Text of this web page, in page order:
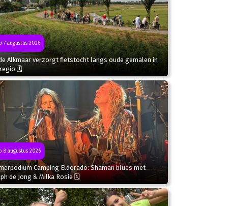
7 augustus 2026
Alkmaar verzorgt fietstocht langs oude gemalen in
🗓
8 augustus 2026
Camping Eldorado: Shaman blues met
de Jong & Milka Rosie 🗓